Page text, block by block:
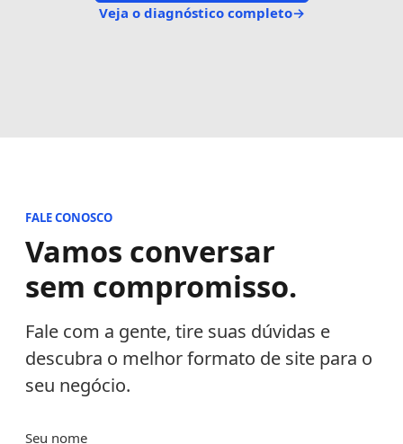
Veja o diagnóstico completo→
FALE CONOSCO
Vamos conversar
sem compromisso.
Fale com a gente, tire suas dúvidas e
descubra o melhor formato de site para o
seu negócio.
Seu nome